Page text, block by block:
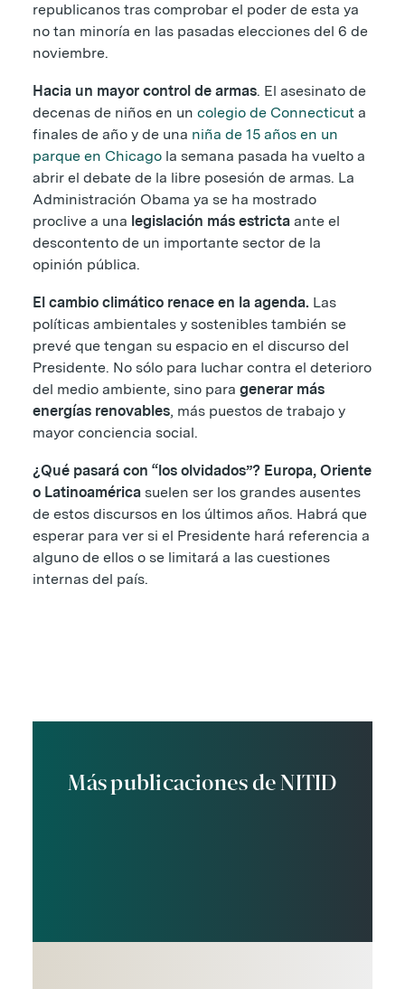
republicanos tras comprobar el poder de esta ya
no tan minoría en las pasadas elecciones del 6 de
noviembre.
Hacia un mayor control de armas. El asesinato de
decenas de niños en un colegio de Connecticut a
finales de año y de una niña de 15 años en un
parque en Chicago la semana pasada ha vuelto a
abrir el debate de la libre posesión de armas. La
Administración Obama ya se ha mostrado
proclive a una legislación más estricta ante el
descontento de un importante sector de la
opinión pública.
El cambio climático renace en la agenda. Las
políticas ambientales y sostenibles también se
prevé que tengan su espacio en el discurso del
Presidente. No sólo para luchar contra el deterioro
del medio ambiente, sino para generar más
energías renovables, más puestos de trabajo y
mayor conciencia social.
¿Qué pasará con “los olvidados”? Europa, Oriente
o Latinoamérica suelen ser los grandes ausentes
de estos discursos en los últimos años. Habrá que
esperar para ver si el Presidente hará referencia a
alguno de ellos o se limitará a las cuestiones
internas del país.
Más publicaciones de NITID